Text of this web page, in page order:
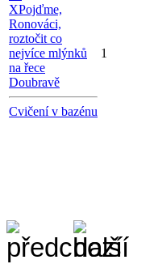
XPojďme,
Ronováci,
roztočit co
nejvíce mlýnků
na řece
Doubravě
Cvičení v bazénu
1